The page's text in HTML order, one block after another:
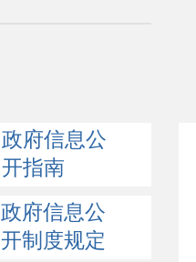
政府信息公
开指南
政府信息公
开制度规定